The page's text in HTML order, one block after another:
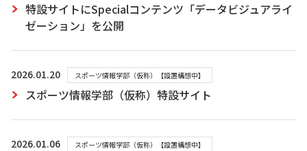
特設サイトにSpecialコンテンツ「データビジュアライ
ゼーション」を公開
2026.01.20 スポーツ情報学部（仮称）【設置構想中】
スポーツ情報学部（仮称）特設サイト
2026.01.06 スポーツ情報学部（仮称）【設置構想中】